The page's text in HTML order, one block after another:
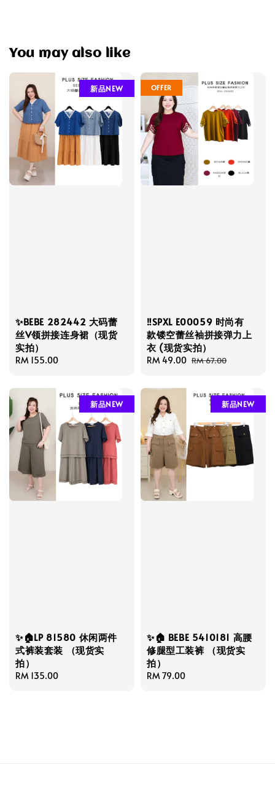
You may also like
新品NEW
✨BEBE 282442 大码蕾
丝V领拼接连身裙（现货
实拍）
Regular
RM 155.00
OFFER
‼️SPXL E00059 时尚有
款镂空蕾丝袖拼接弹力上
衣 (现货实拍）
Sale
RM 49.00 Regular
RM 67.00
新品NEW
✨🏠LP 81580 休闲两件
式裤装套装 （现货实
拍）
Regular
RM 135.00
新品NEW
✨🏠 BEBE 5410181 高腰
修腿型工装裤 （现货实
拍）
Regular
RM 79.00